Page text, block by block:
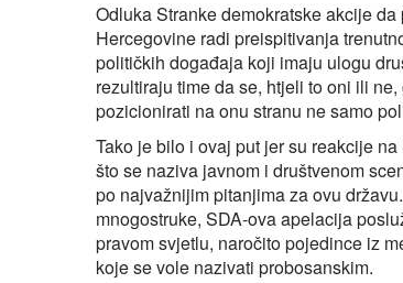
Odluka Stranke demokratske akcije
Hercegovine radi preispitivanja
političkih događaja koji imaju ulogu
rezultiraju time da se, htjeli to oni ili
pozicionirati na onu stranu ne samo
Tako je bilo i ovaj put jer su reakcije
što se naziva javnom i društvenom
po najvažnijim pitanjima za ovu
mnogostruke, SDA-ova apelacija
pravom svjetlu, naročito pojedince iz
koje se vole nazivati probosanskim.